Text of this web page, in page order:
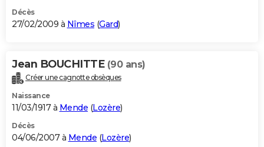
Décès
27/02/2009 à Nîmes (Gard)
Jean BOUCHITTE (90 ans)
Créer une cagnotte obsèques
Naissance
11/03/1917 à Mende (Lozère)
Décès
04/06/2007 à Mende (Lozère)